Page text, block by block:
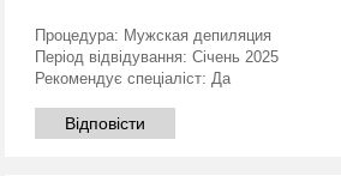
Процедура: Мужская депиляция
Період відвідування: Січень 2025
Рекомендує спеціаліст: Да
Відповісти